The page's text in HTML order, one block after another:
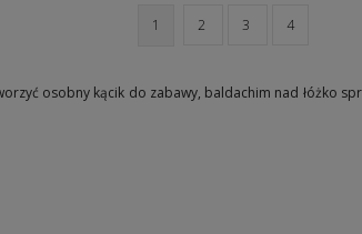
1 2 3 4
osobny kącik do zabawy, baldachim nad łóżko